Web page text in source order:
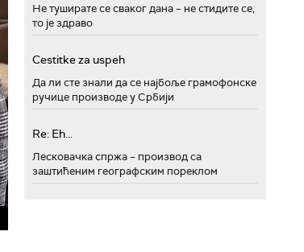
Не туширате се сваког дана – не стидите се,
то је здраво
Cestitke za uspeh
Да ли сте знали да се најбоље грамофонске
ручице производе у Србији
Re: Eh...
Лесковачка спржа – производ са
заштићеним географским пореклом